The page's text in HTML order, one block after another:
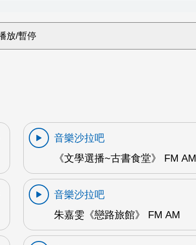
音樂沙拉吧
《文學選播~古書食堂》 FM AM
音樂沙拉吧
朱嘉雯《戀路旅館》 FM AM